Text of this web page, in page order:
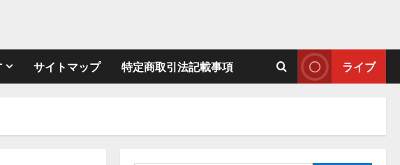
サイトマップ 特定商取引法記載事項 ライブ